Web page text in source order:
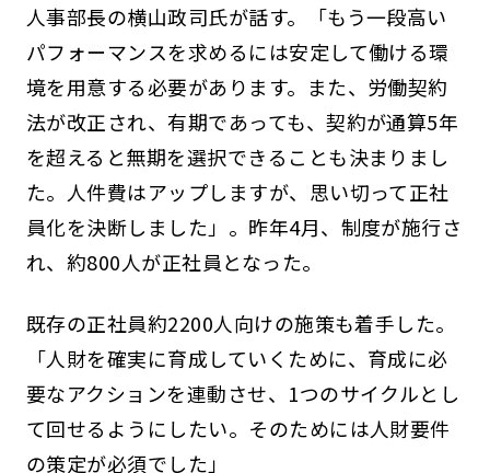
人事部長の横山政司氏が話す。「もう一段高い
パフォーマンスを求めるには安定して働ける環
境を用意する必要があります。また、労働契約
法が改正され、有期であっても、契約が通算5年
を超えると無期を選択できることも決まりまし
た。人件費はアップしますが、思い切って正社
員化を決断しました」。昨年4月、制度が施行さ
れ、約800人が正社員となった。
既存の正社員約2200人向けの施策も着手した。
「人財を確実に育成していくために、育成に必
要なアクションを連動させ、1つのサイクルとし
て回せるようにしたい。そのためには人財要件
の策定が必須でした」